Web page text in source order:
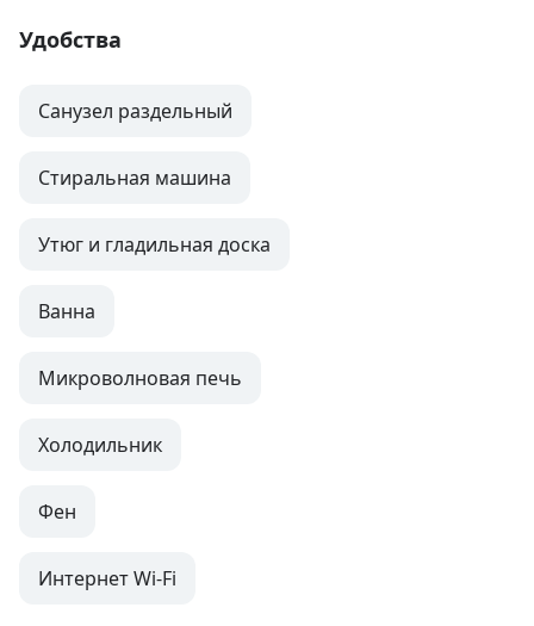
Удобства
Санузел раздельный
Стиральная машина
Утюг и гладильная доска
Ванна
Микроволновая печь
Холодильник
Фен
Интернет Wi-Fi